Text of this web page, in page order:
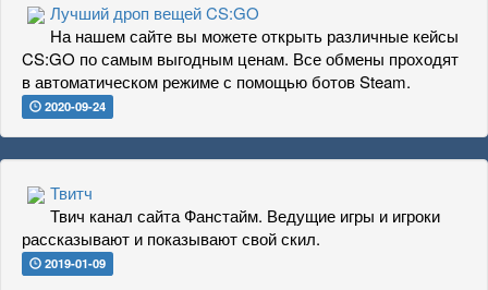
Лучший дроп вещей CS:GO
На нашем сайте вы можете открыть различные кейсы
CS:GO по самым выгодным ценам. Все обмены проходят
в автоматическом режиме с помощью ботов Steam.
2020-09-24
Твитч
Твич канал сайта Фанстайм. Ведущие игры и игроки
рассказывают и показывают свой скил.
2019-01-09